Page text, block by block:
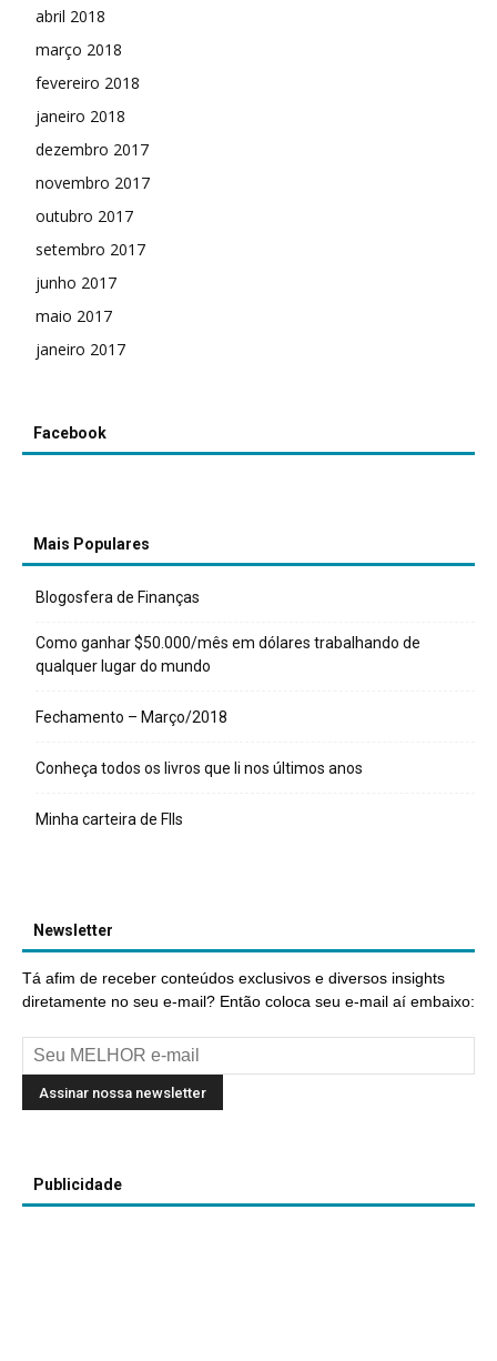
abril 2018
março 2018
fevereiro 2018
janeiro 2018
dezembro 2017
novembro 2017
outubro 2017
setembro 2017
junho 2017
maio 2017
janeiro 2017
Facebook
Mais Populares
Blogosfera de Finanças
Como ganhar $50.000/mês em dólares trabalhando de
qualquer lugar do mundo
Fechamento – Março/2018
Conheça todos os livros que li nos últimos anos
Minha carteira de FIIs
Newsletter
Tá afim de receber conteúdos exclusivos e diversos insights
diretamente no seu e-mail? Então coloca seu e-mail aí embaixo:
Publicidade